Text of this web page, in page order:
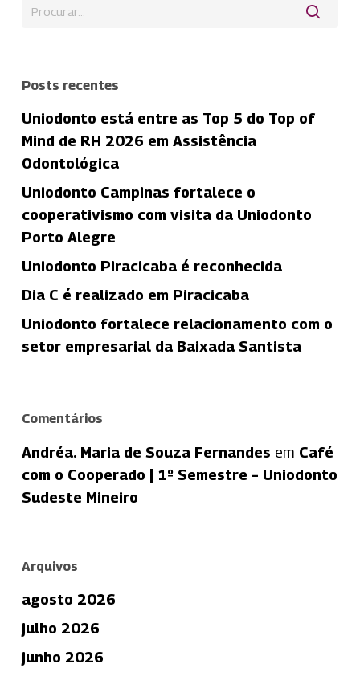
Posts recentes
Uniodonto está entre as Top 5 do Top of
Mind de RH 2026 em Assistência
Odontológica
Uniodonto Campinas fortalece o
cooperativismo com visita da Uniodonto
Porto Alegre
Uniodonto Piracicaba é reconhecida
Dia C é realizado em Piracicaba
Uniodonto fortalece relacionamento com o
setor empresarial da Baixada Santista
Comentários
Andréa. Maria de Souza Fernandes em Café
com o Cooperado | 1º Semestre – Uniodonto
Sudeste Mineiro
Arquivos
agosto 2026
julho 2026
junho 2026